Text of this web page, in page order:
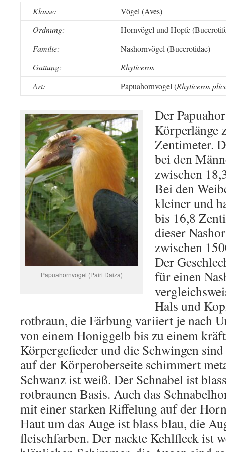
Klasse:
Vögel (Aves)
Ordnung:
Hornvögel und Hopfe
Familie:
Nashornvögel (Bucerotidae)
Gattung:
Rhyticeros
Art:
Papuahornvogel (Rhyticeros
Papuahornvogel (Pairi Daiza)
Der
Körperlänge
Zentimeter.
bei den
zwischen
Bei den
kleiner und
bis 16,8
dieser
zwischen
Der
für einen
Hals und
rotbraun, die Färbung variiert je nach
von einem Honiggelb bis zu einem
Körpergefieder und die Schwingen
auf der Körperoberseite schimmert
Schwanz ist weiß. Der Schnabel ist
rotbraunen Basis. Auch das
mit einer starken Riffelung auf der
Haut um das Auge ist blass blau, die
fleischfarben. Der nackte Kehlfleck ist